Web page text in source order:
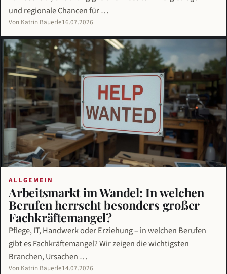
und regionale Chancen für …
Von Katrin Bäuerle16.07.2026
ALLGEMEIN
Arbeitsmarkt im Wandel: In welchen
Berufen herrscht besonders großer
Fachkräftemangel?
Pflege, IT, Handwerk oder Erziehung – in welchen Berufen
gibt es Fachkräftemangel? Wir zeigen die wichtigsten
Branchen, Ursachen …
Von Katrin Bäuerle14.07.2026